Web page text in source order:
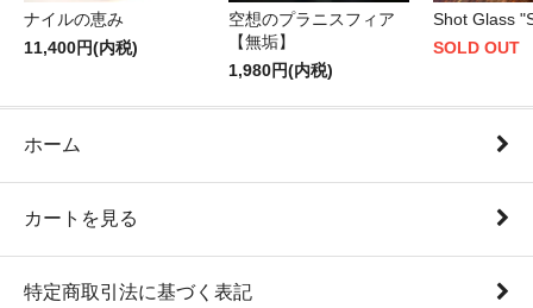
ナイルの恵み
11,400円(内税)
空想のプラニスフィア
【無垢】
1,980円(内税)
Shot Glass
SOLD OUT
ホーム
カートを見る
特定商取引法に基づく表記